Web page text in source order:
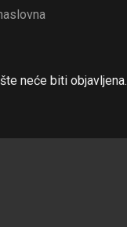
neće biti objavljena.